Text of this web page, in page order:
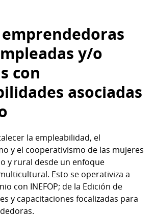
y/o
con
asociadas
la empleabilidad, el
y el cooperativismo de las mujeres
y rural desde un enfoque
Esto se operativiza a
con INEFOP; de la Edición de
y capacitaciones focalizadas para